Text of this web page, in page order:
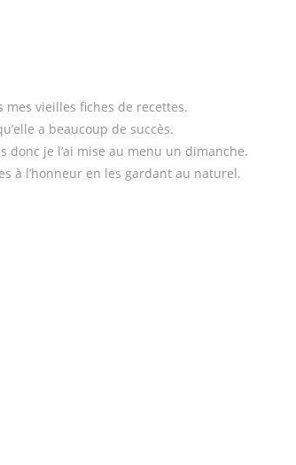
vieilles fiches de recettes.
a beaucoup de succès.
donc je l’ai mise au menu un dimanche.
à l’honneur en les gardant au naturel.